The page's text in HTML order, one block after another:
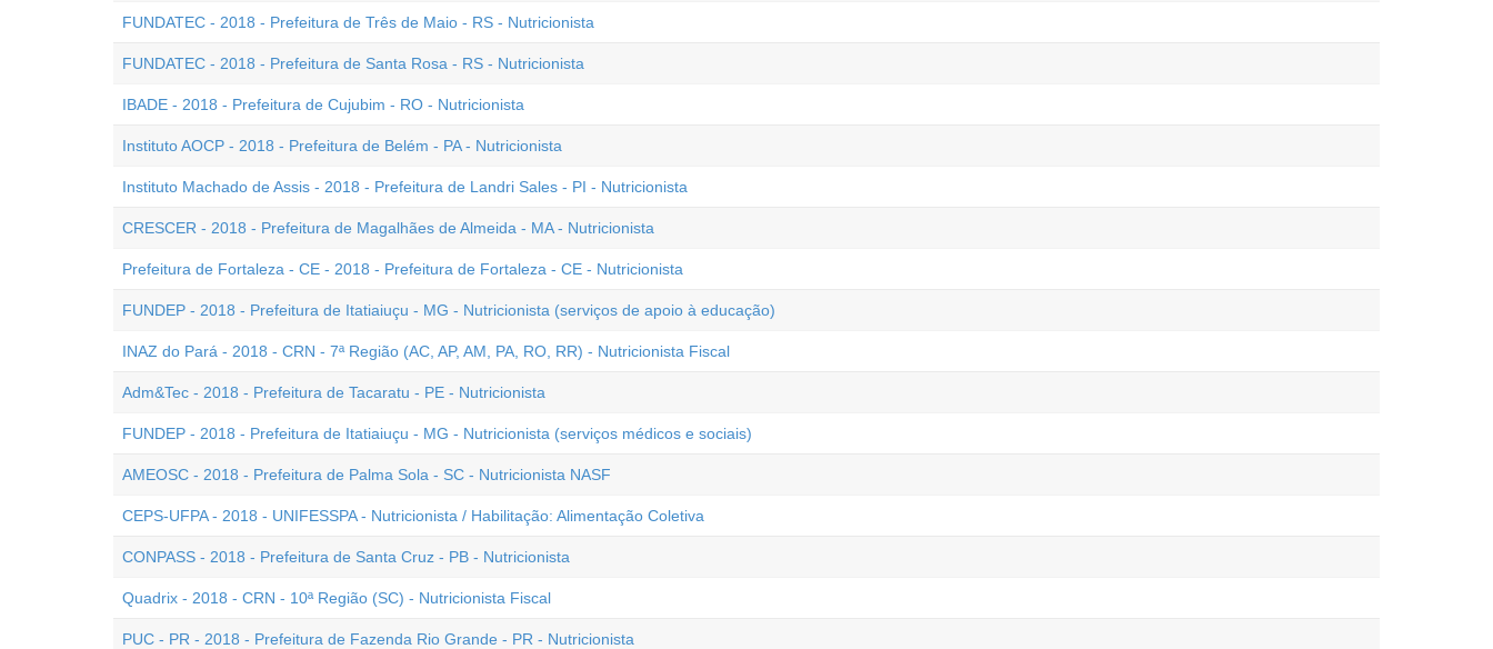
FUNDATEC - 2018 - Prefeitura de Três de Maio - RS - Nutricionista
FUNDATEC - 2018 - Prefeitura de Santa Rosa - RS - Nutricionista
IBADE - 2018 - Prefeitura de Cujubim - RO - Nutricionista
Instituto AOCP - 2018 - Prefeitura de Belém - PA - Nutricionista
Instituto Machado de Assis - 2018 - Prefeitura de Landri Sales - PI - Nutricionista
CRESCER - 2018 - Prefeitura de Magalhães de Almeida - MA - Nutricionista
Prefeitura de Fortaleza - CE - 2018 - Prefeitura de Fortaleza - CE - Nutricionista
FUNDEP - 2018 - Prefeitura de Itatiaiuçu - MG - Nutricionista (serviços de apoio à educação)
INAZ do Pará - 2018 - CRN - 7ª Região (AC, AP, AM, PA, RO, RR) - Nutricionista Fiscal
Adm&Tec - 2018 - Prefeitura de Tacaratu - PE - Nutricionista
FUNDEP - 2018 - Prefeitura de Itatiaiuçu - MG - Nutricionista (serviços médicos e sociais)
AMEOSC - 2018 - Prefeitura de Palma Sola - SC - Nutricionista NASF
CEPS-UFPA - 2018 - UNIFESSPA - Nutricionista / Habilitação: Alimentação Coletiva
CONPASS - 2018 - Prefeitura de Santa Cruz - PB - Nutricionista
Quadrix - 2018 - CRN - 10ª Região (SC) - Nutricionista Fiscal
PUC - PR - 2018 - Prefeitura de Fazenda Rio Grande - PR - Nutricionista